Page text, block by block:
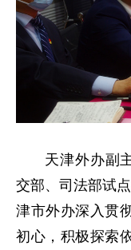
天津外办副
交部、司法部试
津市外办深入贯
初心，积极探索